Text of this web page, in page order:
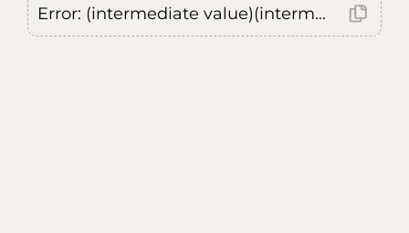
Error: (intermediate value)(intermediate value)(intermediate value).replaceAll is not a function